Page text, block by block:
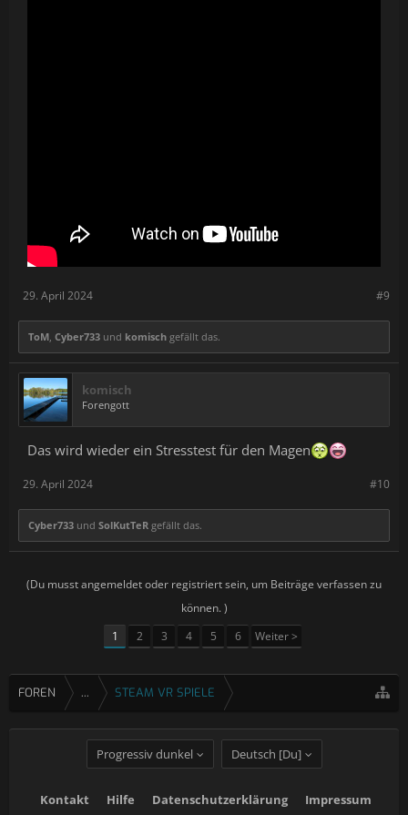
#9
29. April 2024
ToM, Cyber733 und komisch gefällt das.
komisch
Forengott
Das wird wieder ein Stresstest für den Magen
#10
29. April 2024
Cyber733 und SolKutTeR gefällt das.
(Du musst angemeldet oder registriert sein, um Beiträge verfassen zu
können. )
1
2 3 4 5 6 Weiter >
FOREN ... STEAM VR SPIELE
Progressiv dunkel Deutsch [Du]
Kontakt Hilfe Datenschutzerklärung Impressum